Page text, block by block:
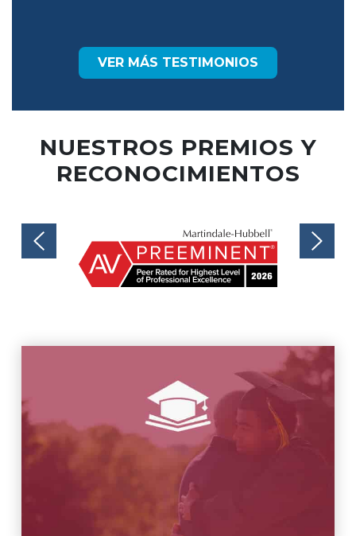
VER MÁS TESTIMONIOS
NUESTROS PREMIOS Y
RECONOCIMIENTOS